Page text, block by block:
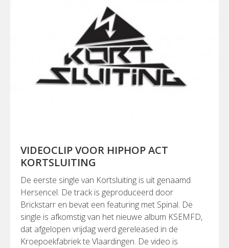
VIDEOCLIP VOOR HIPHOP ACT
KORTSLUITING
De eerste single van Kortsluiting is uit genaamd
Hersencel. De track is geproduceerd door
Brickstarr en bevat een featuring met Spinal. De
single is afkomstig van het nieuwe album KSEMFD,
dat afgelopen vrijdag werd gereleased in de
Kroepoekfabriek te Vlaardingen. De video is